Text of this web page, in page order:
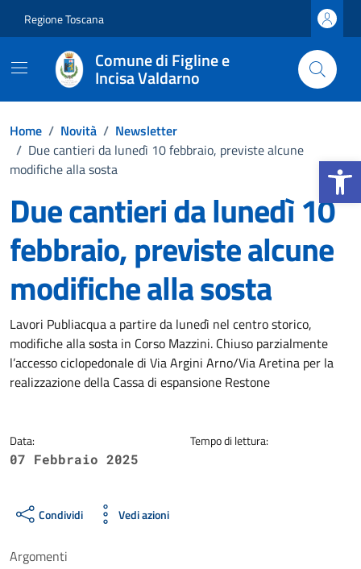
Apri la
Regione Toscana
Comune di Figline e
Incisa Valdarno
Home / Novità / Newsletter
/ Due cantieri da lunedì 10 febbraio, previste alcune
modifiche alla sosta
Due cantieri da lunedì 10
febbraio, previste alcune
modifiche alla sosta
Dettagli della notizia
Lavori Publiacqua a partire da lunedì nel centro storico,
modifiche alla sosta in Corso Mazzini. Chiuso parzialmente
l’accesso ciclopedonale di Via Argini Arno/Via Aretina per la
realizzazione della Cassa di espansione Restone
Data:
07 Febbraio 2025
Tempo di lettura:
Condividi Vedi azioni
Argomenti